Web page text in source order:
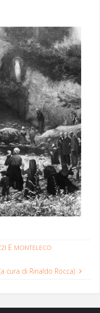
E MONTELECO
cura di Rinaldo Rocca)